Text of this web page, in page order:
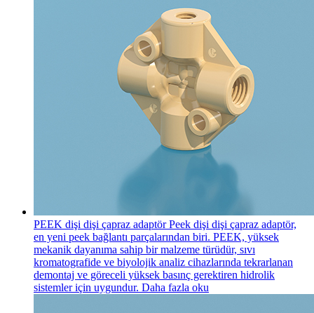
PEEK dişi dişi çapraz adaptörPeek dişi dişi çapraz adaptör,
en yeni peek bağlantı parçalarından biri. PEEK, yüksek
mekanik dayanıma sahip bir malzeme türüdür, sıvı
kromatografide ve biyolojik analiz cihazlarında tekrarlanan
demontaj ve göreceli yüksek basınç gerektiren hidrolik
sistemler için uygundur. Daha fazla oku